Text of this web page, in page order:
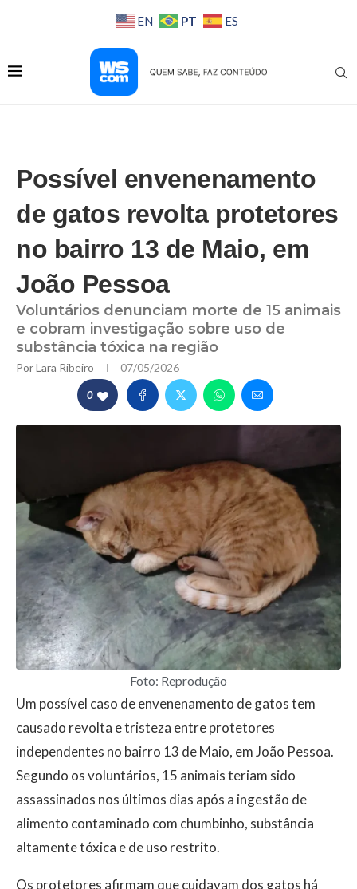
EN PT ES
Possível envenenamento
de gatos revolta protetores
no bairro 13 de Maio, em
João Pessoa
Voluntários denunciam morte de 15 animais
e cobram investigação sobre uso de
substância tóxica na região
PorLara Ribeiro 07/05/2026
0
Foto: Reprodução
Um possível caso de envenenamento de gatos tem
causado revolta e tristeza entre protetores
independentes no bairro 13 de Maio, em João Pessoa.
Segundo os voluntários, 15 animais teriam sido
assassinados nos últimos dias após a ingestão de
alimento contaminado com chumbinho, substância
altamente tóxica e de uso restrito.
Os protetores afirmam que cuidavam dos gatos há